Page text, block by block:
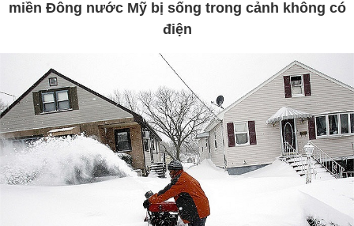
miền Đông nước Mỹ bị sống trong cảnh không có
điện